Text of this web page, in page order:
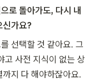
로 돌아가도, 다시 내
신가요?
선택할 것 같아요. 그
고 사전 지식이 없는 상
지 다 해야하잖아요.